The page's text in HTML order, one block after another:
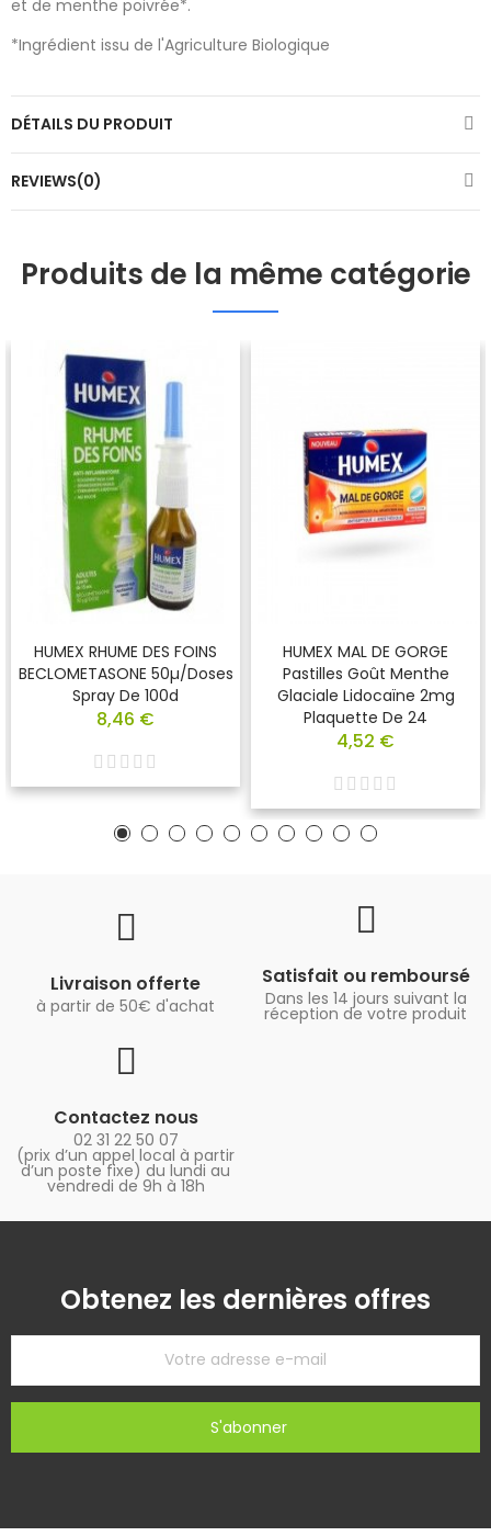
et de menthe poivrée*.
*Ingrédient issu de l'Agriculture Biologique
DÉTAILS DU PRODUIT
REVIEWS(0)
Produits de la même catégorie
HUMEX RHUME DES FOINS
BECLOMETASONE 50µ/doses
Spray De 100d
8,46 €
HUMEX MAL DE GORGE
Pastilles Goût Menthe
Glaciale Lidocaïne 2mg
Plaquette De 24
4,52 €
Livraison offerte
à partir de 50€ d'achat
Satisfait ou remboursé
Dans les 14 jours suivant la
réception de votre produit
Contactez nous
02 31 22 50 07
(prix d’un appel local à partir
d’un poste fixe) du lundi au
vendredi de 9h à 18h
Obtenez les dernières offres
S'abonner